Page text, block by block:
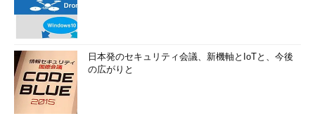
日本発のセキュリティ会議、新機軸とIoTと、今後
の広がりと